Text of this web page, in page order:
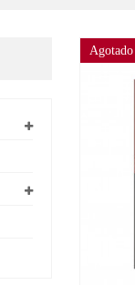
Agotado